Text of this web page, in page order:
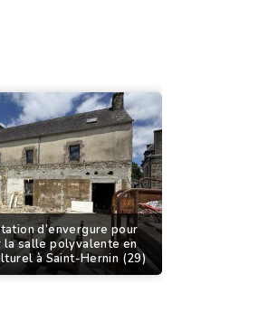
d’envergure pour
salle polyvalente en
à Saint-Hernin (29)